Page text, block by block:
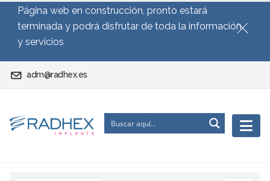
Página web en construcción, pronto estará
terminada y podrá disfrutar de toda la información
y servicios
adm@radhex.es